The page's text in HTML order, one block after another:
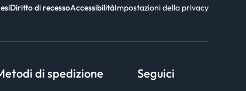
Diritto di recessoAccessibilitàImpostazioni della privacy
di spedizione Seguici